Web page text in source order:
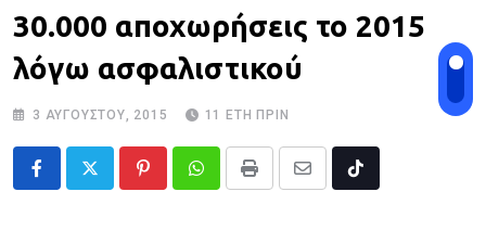
30.000 αποχωρήσεις το 2015
λόγω ασφαλιστικού
3 ΑΥΓΟΎΣΤΟΥ, 2015 11 ΈΤΗ ΠΡΙΝ
PinterestWhatsappPrint
Share
Tiktok